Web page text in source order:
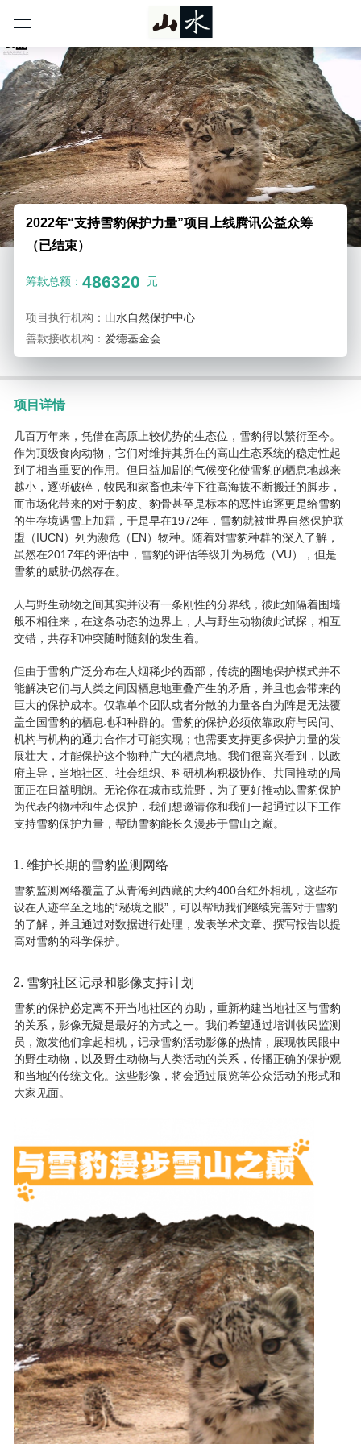
2022年“支持雪豹保护力量”项目上线腾讯公益众筹
（已结束）
筹款总额： 486320 元
项目执行机构： 山水自然保护中心
善款接收机构： 爱德基金会
项目详情
几百万年来，凭借在高原上较优势的生态位，雪豹得以繁衍至今。
作为顶级食肉动物，它们对维持其所在的高山生态系统的稳定性起
到了相当重要的作用。但日益加剧的气候变化使雪豹的栖息地越来
越小，逐渐破碎，牧民和家畜也未停下往高海拔不断搬迁的脚步，
而市场化带来的对于豹皮、豹骨甚至是标本的恶性追逐更是给雪豹
的生存境遇雪上加霜，于是早在1972年，雪豹就被世界自然保护联
盟（IUCN）列为濒危（EN）物种。随着对雪豹种群的深入了解，
虽然在2017年的评估中，雪豹的评估等级升为易危（VU），但是
雪豹的威胁仍然存在。
人与野生动物之间其实并没有一条刚性的分界线，彼此如隔着围墙
般不相往来，在这条动态的边界上，人与野生动物彼此试探，相互
交错，共存和冲突随时随刻的发生着。
但由于雪豹广泛分布在人烟稀少的西部，传统的圈地保护模式并不
能解决它们与人类之间因栖息地重叠产生的矛盾，并且也会带来的
巨大的保护成本。仅靠单个团队或者分散的力量各自为阵是无法覆
盖全国雪豹的栖息地和种群的。雪豹的保护必须依靠政府与民间、
机构与机构的通力合作才可能实现；也需要支持更多保护力量的发
展壮大，才能保护这个物种广大的栖息地。我们很高兴看到，以政
府主导，当地社区、社会组织、科研机构积极协作、共同推动的局
面正在日益明朗。无论你在城市或荒野，为了更好推动以雪豹保护
为代表的物种和生态保护，我们想邀请你和我们一起通过以下工作
支持雪豹保护力量，帮助雪豹能长久漫步于雪山之巅。
维护长期的雪豹监测网络
雪豹监测网络覆盖了从青海到西藏的大约400台红外相机，这些布
设在人迹罕至之地的“秘境之眼”，可以帮助我们继续完善对于雪豹
的了解，并且通过对数据进行处理，发表学术文章、撰写报告以提
高对雪豹的科学保护。
雪豹社区记录和影像支持计划
雪豹的保护必定离不开当地社区的协助，重新构建当地社区与雪豹
的关系，影像无疑是最好的方式之一。我们希望通过培训牧民监测
员，激发他们拿起相机，记录雪豹活动影像的热情，展现牧民眼中
的野生动物，以及野生动物与人类活动的关系，传播正确的保护观
和当地的传统文化。这些影像，将会通过展览等公众活动的形式和
大家见面。